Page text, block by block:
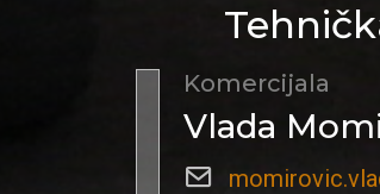
Komercijala
Vlada